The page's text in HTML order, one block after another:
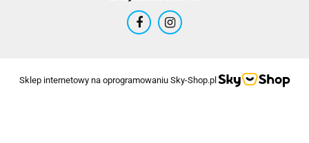
Sklep internetowy na oprogramowaniu Sky-Shop.pl